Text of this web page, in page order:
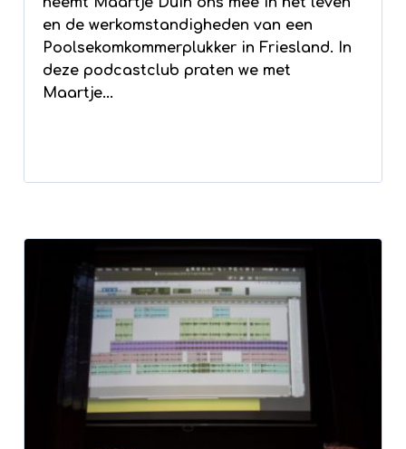
en de werkomstandigheden van een
Poolsekomkommerplukker in Friesland. In
deze podcastclub praten we met
Maartje...